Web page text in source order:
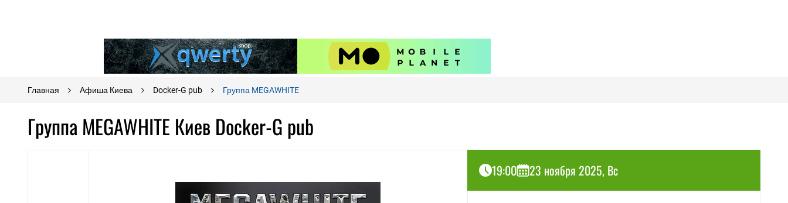
Главная Афиша Киева Docker-G pub Группа MEGAWHITE
Группа MEGAWHITE Киев Docker-G pub
19:00 23 ноября 2025, Вс